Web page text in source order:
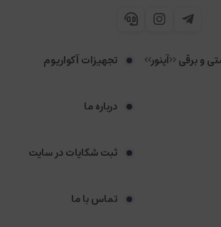
و برقی <<آینور>> تجهیزات آکواریوم
درباره ما
ثبت شکایات در سایت
تماس با ما